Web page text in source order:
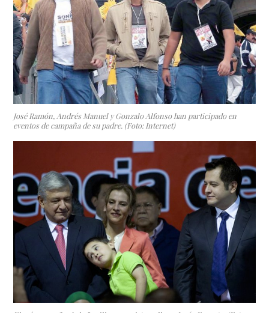
José Ramón, Andrés Manuel y Gonzalo Alfonso han participado en
eventos de campaña de su padre. (Foto: Internet)